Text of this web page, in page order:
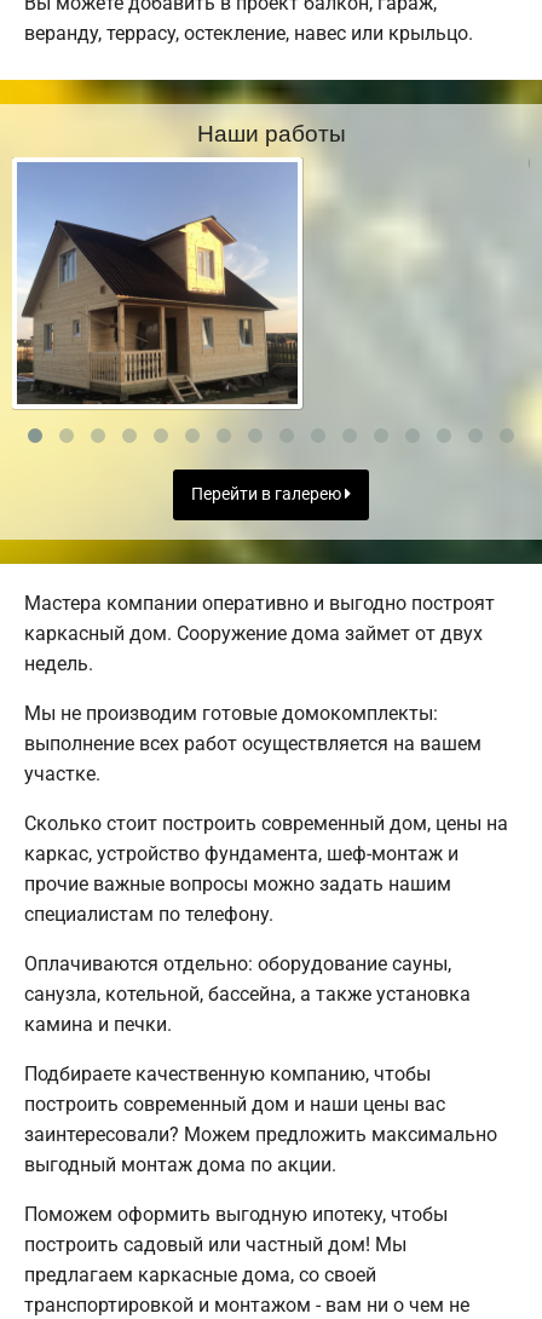
веранду, террасу, остекление, навес или крыльцо.
Наши работы
Перейти в галерею
Мастера компании оперативно и выгодно построят
каркасный дом. Сооружение дома займет от двух
недель.
Мы не производим готовые домокомплекты:
выполнение всех работ осуществляется на вашем
участке.
Сколько стоит построить современный дом, цены на
каркас, устройство фундамента, шеф-монтаж и
прочие важные вопросы можно задать нашим
специалистам по телефону.
Оплачиваются отдельно: оборудование сауны,
санузла, котельной, бассейна, а также установка
камина и печки.
Подбираете качественную компанию, чтобы
построить современный дом и наши цены вас
заинтересовали? Можем предложить максимально
выгодный монтаж дома по акции.
Поможем оформить выгодную ипотеку, чтобы
построить садовый или частный дом! Мы
предлагаем каркасные дома, со своей
транспортировкой и монтажом - вам ни о чем не